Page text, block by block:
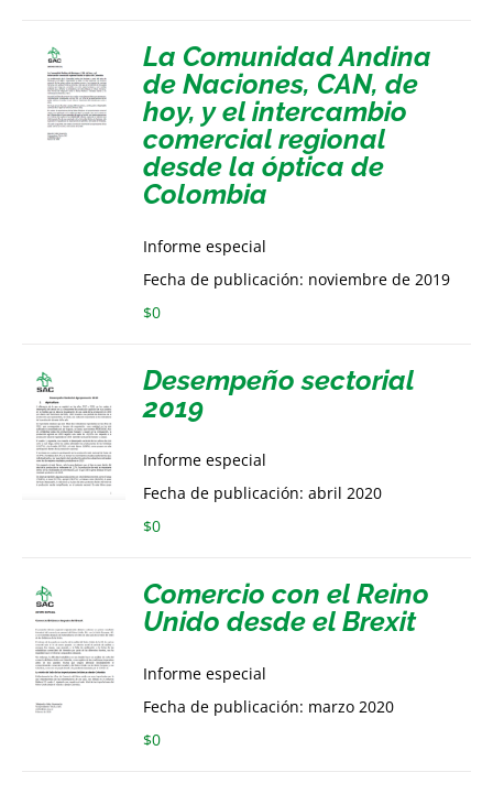
La Comunidad Andina
de Naciones, CAN, de
hoy, y el intercambio
comercial regional
desde la óptica de
Colombia
Informe especial
Fecha de publicación: noviembre de 2019
$0
Desempeño sectorial
2019
Informe especial
Fecha de publicación: abril 2020
$0
Comercio con el Reino
Unido desde el Brexit
Informe especial
Fecha de publicación: marzo 2020
$0